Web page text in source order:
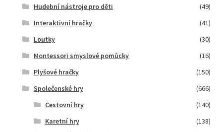
Hudební nástroje pro děti
(49)
Interaktivní hračky
(41)
Loutky
(30)
Montessori smyslové pomůcky
(16)
Plyšové hračky
(150)
Společenské hry
(666)
Cestovní hry
(140)
Karetní hry
(138)